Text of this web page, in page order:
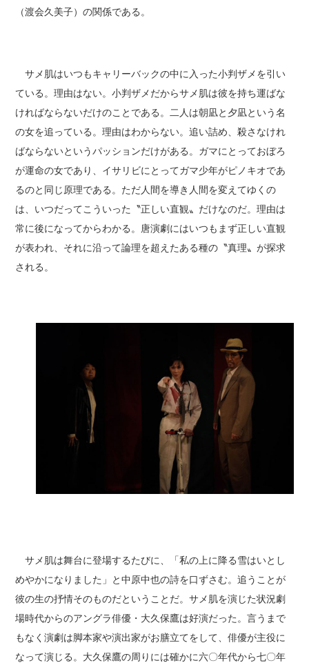
（渡会久美子）の関係である。
サメ肌はいつもキャリーバックの中に入った小判ザメを引い
ている。理由はない。小判ザメだからサメ肌は彼を持ち運ばな
ければならないだけのことである。二人は朝凪と夕凪という名
の女を追っている。理由はわからない。追い詰め、殺さなけれ
ばならないというパッションだけがある。ガマにとっておぼろ
が運命の女であり、イサリビにとってガマ少年がピノキオであ
るのと同じ原理である。ただ人間を導き人間を変えてゆくの
は、いつだってこういった〝正しい直観〟だけなのだ。理由は
常に後になってからわかる。唐演劇にはいつもまず正しい直観
が表われ、それに沿って論理を超えたある種の〝真理〟が探求
される。
サメ肌は舞台に登場するたびに、「私の上に降る雪はいとし
めやかになりました」と中原中也の詩を口ずさむ。追うことが
彼の生の抒情そのものだということだ。サメ肌を演じた状況劇
場時代からのアングラ俳優・大久保鷹は好演だった。言うまで
もなく演劇は脚本家や演出家がお膳立てをして、俳優が主役に
なって演じる。大久保鷹の周りには確かに六〇年代から七〇年